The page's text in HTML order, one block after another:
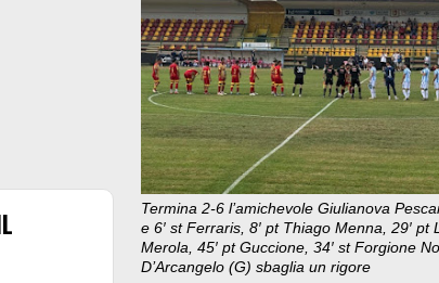
Termina 2-6 l’amichevole Giulianova
e 6′ st Ferraris, 8′ pt Thiago Menna, 29′ pt
Merola, 45′ pt Guccione, 34′ st Forgione
D’Arcangelo (G) sbaglia un rigore